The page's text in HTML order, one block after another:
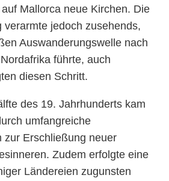
Mallorca neue Kirchen. Die
verarmte jedoch zusehends,
Auswanderungswelle nach
führte, auch
diesen Schritt.
des 19. Jahrhunderts kam
umfangreiche
zur Erschließung neuer
Zudem erfolgte eine
Ländereien zugunsten